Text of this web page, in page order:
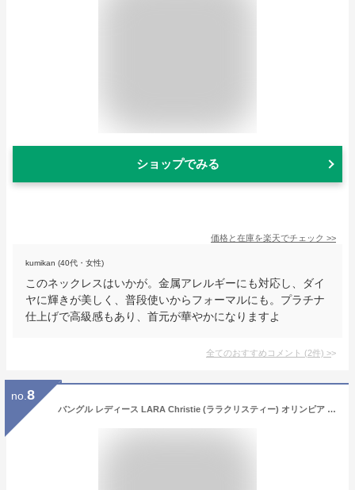
ショップでみる
価格と在庫を楽天でチェック >>
kumikan (40代・女性)
このネックレスはいかが。金属アレルギーにも対応し、ダイ
ヤに輝きが美しく、普段使いからフォーマルにも。プラチナ
仕上げで高級感もあり、首元が華やかになりますよ
全てのおすすめコメント (2件) >
no. 8
バングル レディース LARA Christie (ララクリスティー) オリンピア バングル [ WHITE Label ] シルバー バングル レディース 誕生日 ギフト